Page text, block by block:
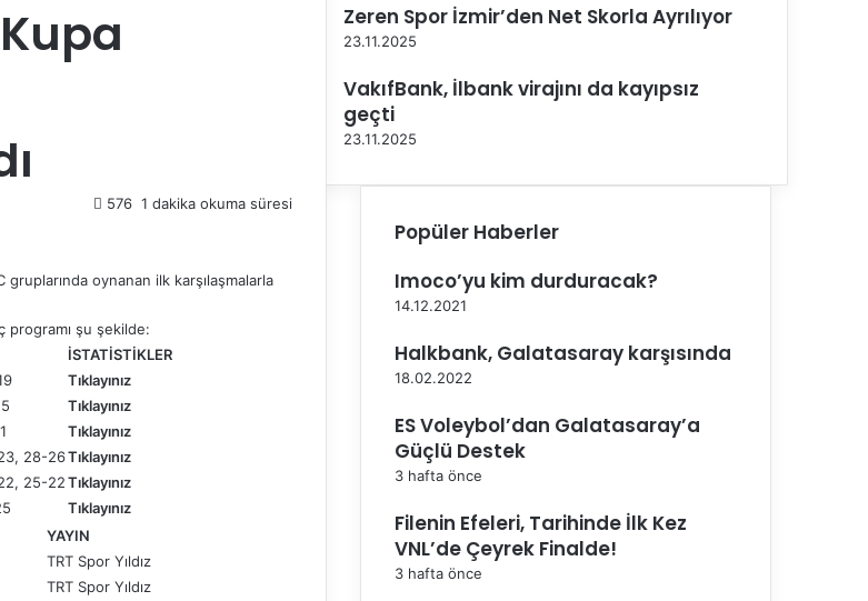
576 1 dakika okuma süresi
oynanan ilk karşılaşmalarla
programı şu şekilde:
İSTATİSTİKLER
Tıklayınız
Tıklayınız
Tıklayınız
28-26Tıklayınız
25-22Tıklayınız
Tıklayınız
YAYIN
TRT Spor Yıldız
TRT Spor Yıldız
a
p
l
ı
Zeren Spor İzmir’den Net Skorla Ayrılıyor
23.11.2025
VakıfBank, İlbank virajını da kayıpsız
geçti
23.11.2025
Popüler Haberler
Imoco’yu kim durduracak?
14.12.2021
Halkbank, Galatasaray karşısında
18.02.2022
ES Voleybol’dan Galatasaray’a
Güçlü Destek
3 hafta önce
Filenin Efeleri, Tarihinde İlk Kez
VNL’de Çeyrek Finalde!
3 hafta önce